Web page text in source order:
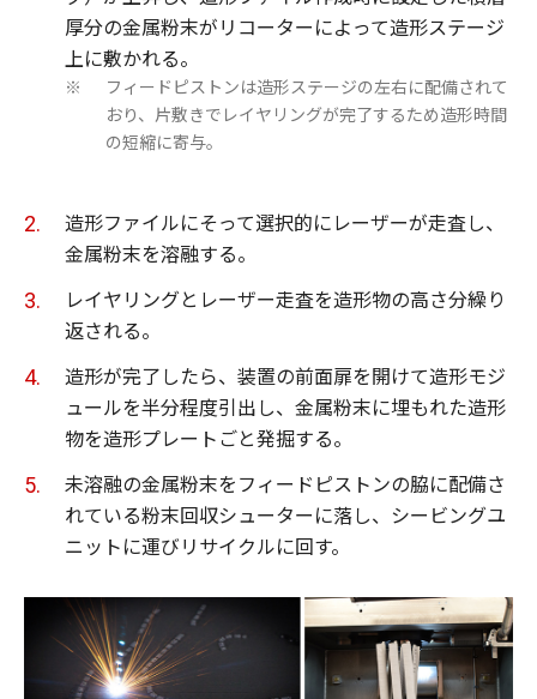
厚分の金属粉末がリコーターによって造形ステージ
上に敷かれる。
※
フィードピストンは造形ステージの左右に配備されて
おり、片敷きでレイヤリングが完了するため造形時間
の短縮に寄与。
造形ファイルにそって選択的にレーザーが走査し、
金属粉末を溶融する。
レイヤリングとレーザー走査を造形物の高さ分繰り
返される。
造形が完了したら、装置の前面扉を開けて造形モジ
ュールを半分程度引出し、金属粉末に埋もれた造形
物を造形プレートごと発掘する。
未溶融の金属粉末をフィードピストンの脇に配備さ
れている粉末回収シューターに落し、シービングユ
ニットに運びリサイクルに回す。